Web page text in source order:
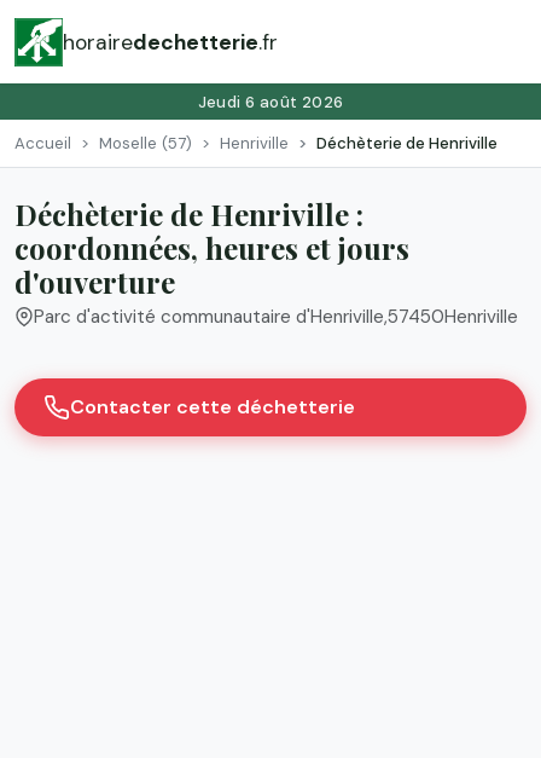
horairedechetterie.fr
Jeudi 6 août 2026
Accueil Moselle (57) Henriville Déchèterie de Henriville
Déchèterie de Henriville :
coordonnées, heures et jours
d'ouverture
Parc d'activité communautaire d'Henriville,57450Henriville
Contacter cette déchetterie